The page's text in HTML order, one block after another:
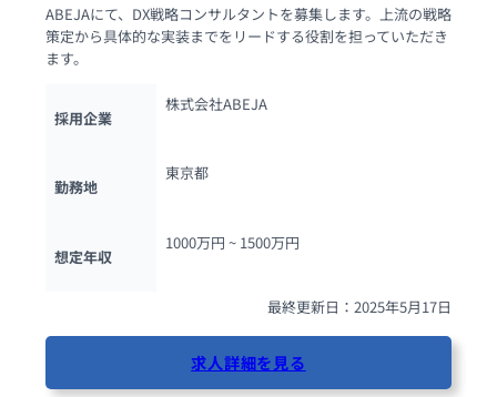
ABEJAにて、DX戦略コンサルタントを募集します。上流の戦略
策定から具体的な実装までをリードする役割を担っていただき
ます。
採用企業
株式会社ABEJA
勤務地
東京都
想定年収
1000万円 ~ 1500万円
最終更新日：2025年5月17日
求人詳細を見る